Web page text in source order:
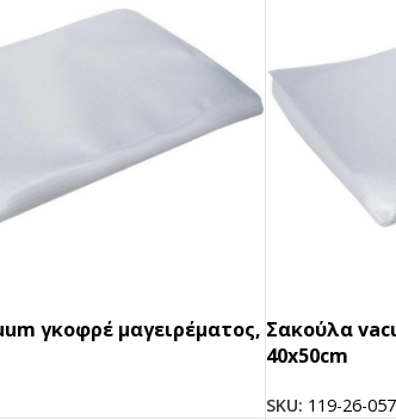
Food Packaging έμπνευση για το
ΔΕΣ ΠΕΡΙΣΣΟΤΕΡΑ
Λύσεις βάσει Brand
γκοφρέ μαγειρέματος, Σακούλα
40x50cm
SKU: 119-26-057